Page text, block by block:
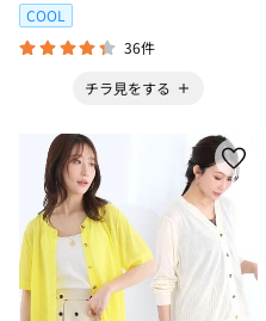
COOL
36件
チラ見をする